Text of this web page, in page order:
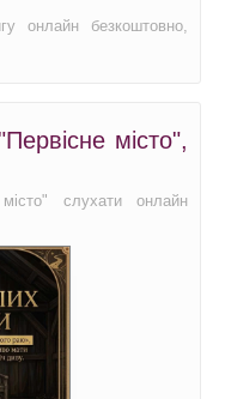
онлайн безкоштовно,
місто",
слухати онлайн